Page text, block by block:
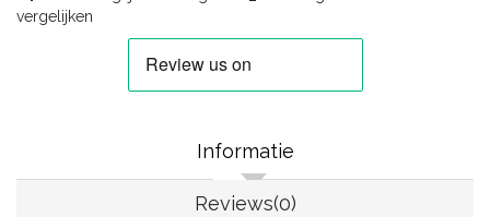
vergelijken
Informatie
Reviews(0)